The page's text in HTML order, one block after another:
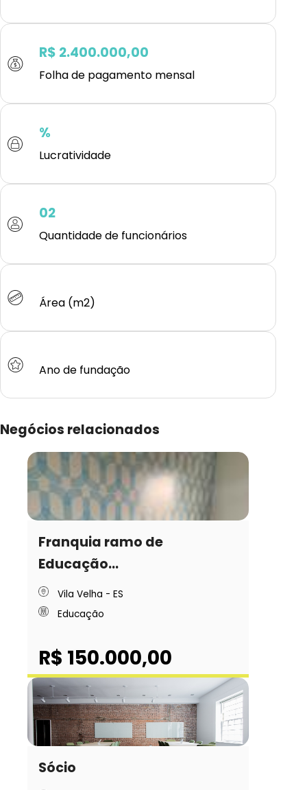
R$ 2.400.000,00
Folha de pagamento mensal
%
Lucratividade
02
Quantidade de funcionários
Área (m2)
Ano de fundação
Negócios relacionados
Franquia ramo de
Educação...
Vila Velha - ES
Educação
R$ 150.000,00
Sócio